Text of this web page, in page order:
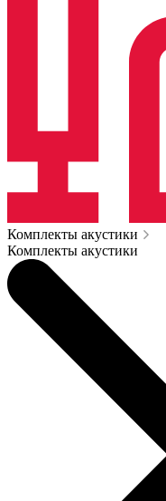
Комплекты акустики
Комплекты акустики